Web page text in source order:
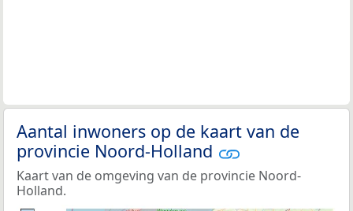
Aantal inwoners op de kaart van de
provincie Noord-Holland
Kaart van de omgeving van de provincie Noord-
Holland.